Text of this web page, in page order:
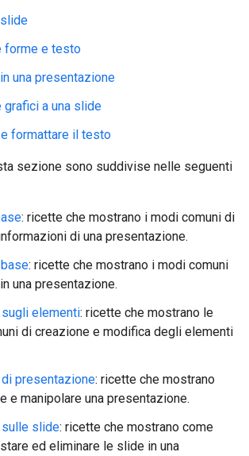
forme e testo
una presentazione
grafici a una slide
formattare il testo
sezione sono suddivise nelle seguenti
: ricette che mostrano i modi comuni di
di una presentazione.
: ricette che mostrano i modi comuni
una presentazione.
elementi: ricette che mostrano le
di creazione e modifica degli elementi
presentazione: ricette che mostrano
e manipolare una presentazione.
slide: ricette che mostrano come
ed eliminare le slide in una